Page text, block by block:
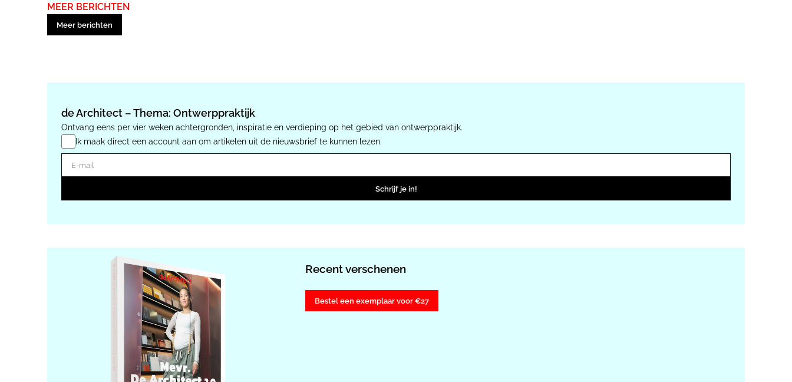
MEER BERICHTEN
Meer berichten
de Architect – Thema: Ontwerppraktijk
Ontvang eens per vier weken achtergronden, inspiratie en verdieping op het gebied van ontwerppraktijk.
Ik maak direct een account aan om artikelen uit de nieuwsbrief te kunnen lezen.
E-mail
Schrijf je in!
Recent verschenen
Bestel een exemplaar voor €27